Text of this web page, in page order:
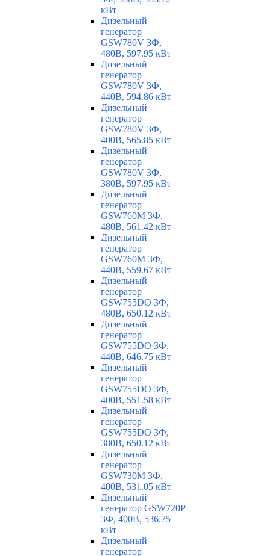
кВт
Дизельный
генератор
GSW780V 3Ф,
480В, 597.95 кВт
Дизельный
генератор
GSW780V 3Ф,
440В, 594.86 кВт
Дизельный
генератор
GSW780V 3Ф,
400В, 565.85 кВт
Дизельный
генератор
GSW780V 3Ф,
380В, 597.95 кВт
Дизельный
генератор
GSW760M 3Ф,
480В, 561.42 кВт
Дизельный
генератор
GSW760M 3Ф,
440В, 559.67 кВт
Дизельный
генератор
GSW755DO 3Ф,
480В, 650.12 кВт
Дизельный
генератор
GSW755DO 3Ф,
440В, 646.75 кВт
Дизельный
генератор
GSW755DO 3Ф,
400В, 551.58 кВт
Дизельный
генератор
GSW755DO 3Ф,
380В, 650.12 кВт
Дизельный
генератор
GSW730M 3Ф,
400В, 531.05 кВт
Дизельный
генератор GSW720P
3Ф, 400В, 536.75
кВт
Дизельный
генератор